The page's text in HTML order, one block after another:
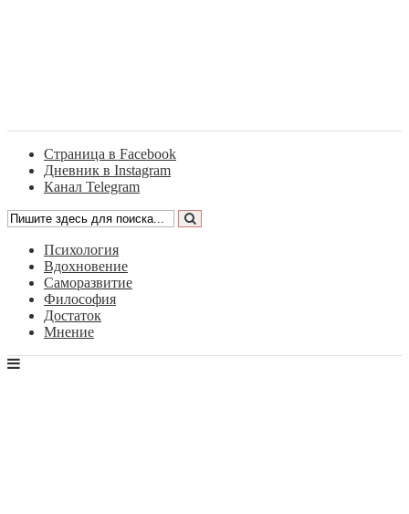
Страница в Facebook
Дневник в Instagram
Канал Telegram
Психология
Вдохновение
Саморазвитие
Философия
Достаток
Мнение